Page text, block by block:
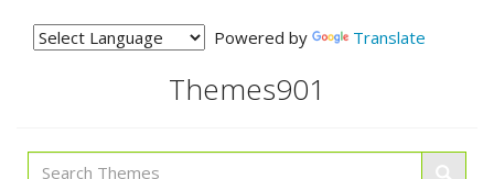
Powered by Translate
Themes901